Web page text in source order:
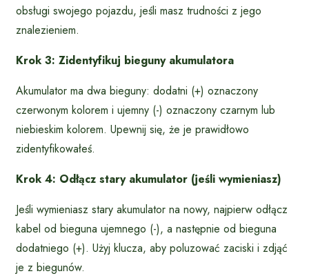
obsługi swojego pojazdu, jeśli masz trudności z jego
znalezieniem.
Krok 3: Zidentyfikuj bieguny akumulatora
Akumulator ma dwa bieguny: dodatni (+) oznaczony
czerwonym kolorem i ujemny (-) oznaczony czarnym lub
niebieskim kolorem. Upewnij się, że je prawidłowo
zidentyfikowałeś.
Krok 4: Odłącz stary akumulator (jeśli wymieniasz)
Jeśli wymieniasz stary akumulator na nowy, najpierw odłącz
kabel od bieguna ujemnego (-), a następnie od bieguna
dodatniego (+). Użyj klucza, aby poluzować zaciski i zdjąć
je z biegunów.